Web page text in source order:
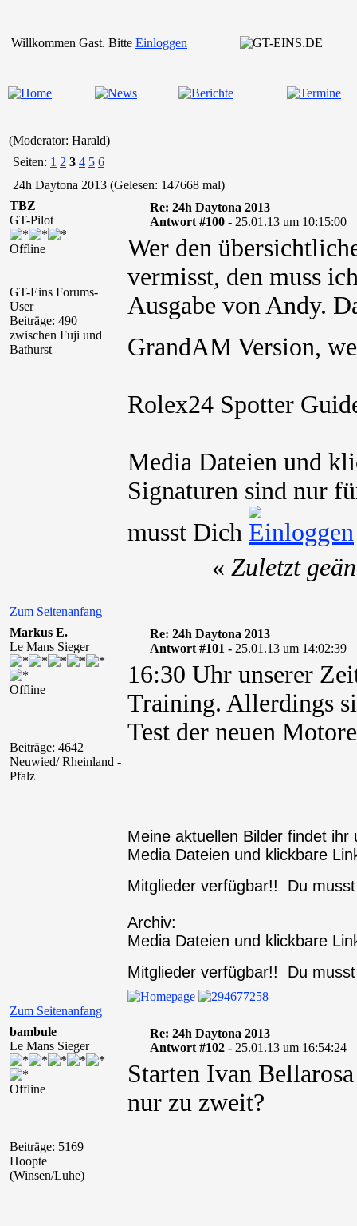
Willkommen Gast. Bitte Einloggen
(Moderator: Harald)
Seiten: 1 2 3 4 5 6
24h Daytona 2013 (Gelesen: 147668 mal)
TBZ
GT-Pilot
Offline
GT-Eins Forums-
User
Beiträge: 490
zwischen Fuji und
Bathurst
Re: 24h Daytona 2013
Antwort #100 - 25.01.13 um 10:15:00
Wer den
vermisst, den muss
Ausgabe von Andy.
GrandAM Version,
Rolex24 Spotter
Media Dateien und
Signaturen sind nur
musst Dich
Zum Seitenanfang
« Zuletzt
Markus E.
Le Mans Sieger
Offline
Beiträge: 4642
Neuwied/ Rheinland -
Pfalz
Re: 24h Daytona 2013
Antwort #101 - 25.01.13 um 14:02:39
16:30 Uhr unserer
Training. Allerdings
Test der neuen
Zum Seitenanfang
Meine aktuellen Bilder findet ihr
Media Dateien und klickbare
Mitglieder verfügbar!! Du
Archiv:
Media Dateien und klickbare
Mitglieder verfügbar!! Du
bambule
Le Mans Sieger
Offline
Beiträge: 5169
Hoopte
(Winsen/Luhe)
Re: 24h Daytona 2013
Antwort #102 - 25.01.13 um 16:54:24
Starten Ivan
nur zu zweit?